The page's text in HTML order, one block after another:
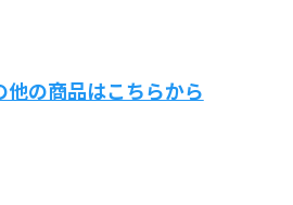
の商品はこちらから